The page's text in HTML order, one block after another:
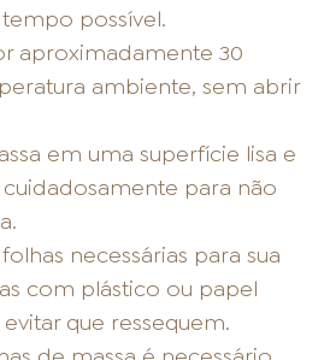
possível.
aproximadamente 30
ambiente, sem abrir
em uma superfície lisa e
para não
necessárias para sua
com plástico ou papel
que ressequem.